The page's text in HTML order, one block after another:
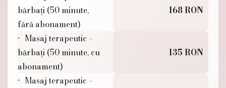
bărbați (50 minute,
fără abonament)
168 RON
Masaj terapeutic –
bărbați (50 minute, cu
abonament)
135 RON
Masaj terapeutic –